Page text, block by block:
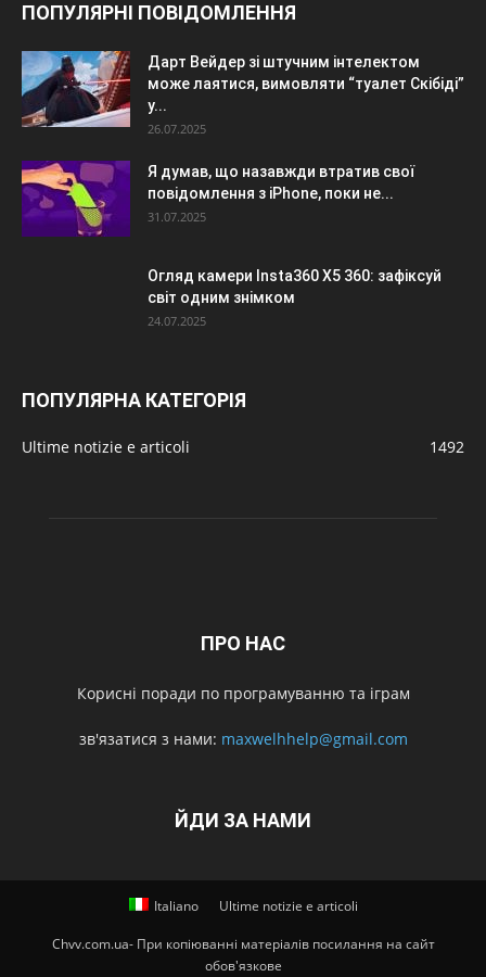
ПОПУЛЯРНІ ПОВІДОМЛЕННЯ
Дарт Вейдер зі штучним інтелектом
може лаятися, вимовляти “туалет Скібіді”
у...
26.07.2025
Я думав, що назавжди втратив свої
повідомлення з iPhone, поки не...
31.07.2025
Огляд камери Insta360 X5 360: зафіксуй
світ одним знімком
24.07.2025
ПОПУЛЯРНА КАТЕГОРІЯ
Ultime notizie e articoli 1492
ПРО НАС
Корисні поради по програмуванню та іграм
зв'язатися з нами: maxwelhhelp@gmail.com
ЙДИ ЗА НАМИ
Italiano Ultime notizie e articoli
Chvv.com.ua- При копіюванні матеріалів посилання на сайт
обов'язкове